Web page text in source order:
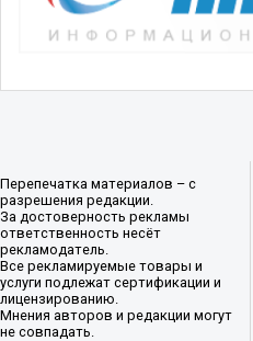
Перепечатка материалов – с
разрешения редакции.
За достоверность рекламы
ответственность несёт
рекламодатель.
Все рекламируемые товары и
услуги подлежат сертификации и
лицензированию.
Мнения авторов и редакции могут
не совпадать.